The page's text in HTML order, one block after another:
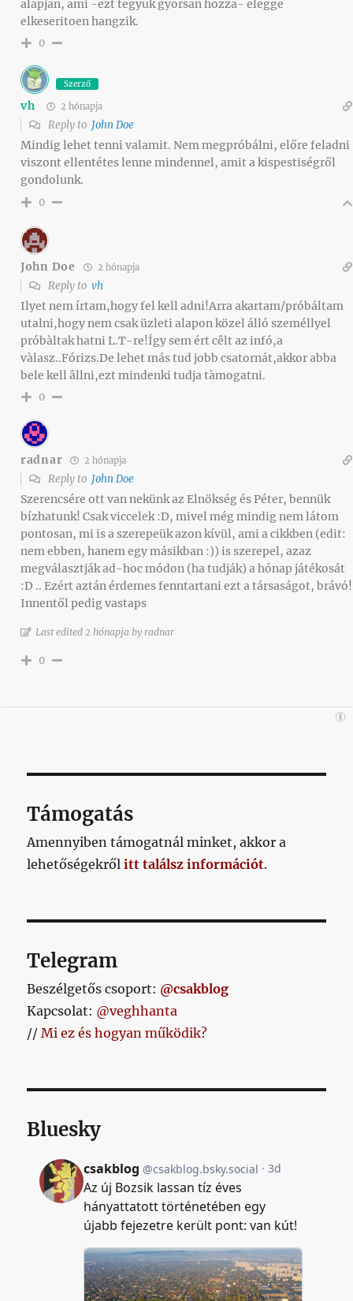
alapjan, ami -ezt tegyuk gyorsan hozza- elegge
elkeseritoen hangzik.
0
Szerző
vh 2 hónapja
Reply to John Doe
Mindig lehet tenni valamit. Nem megpróbálni, előre feladni
viszont ellentétes lenne mindennel, amit a kispestiségről
gondolunk.
0
John Doe 2 hónapja
Reply to vh
Ilyet nem írtam,hogy fel kell adni!Arra akartam/próbáltam
utalni,hogy nem csak üzleti alapon közel álló személlyel
próbàltak hatni L.T-re!Így sem ért cêlt az infó,a
vàlasz..Fórizs.De lehet más tud jobb csatornát,akkor abba
bele kell âllni,ezt mindenki tudja tàmogatni.
0
radnar 2 hónapja
Reply to John Doe
Szerencsére ott van nekünk az Elnökség és Péter, bennük
bízhatunk! Csak viccelek :D, mivel még mindig nem látom
pontosan, mi is a szerepeük azon kívül, ami a cikkben (edit:
nem ebben, hanem egy másikban :)) is szerepel, azaz
megválasztják ad-hoc módon (ha tudják) a hónap játékosát
:D .. Ezért aztán érdemes fenntartani ezt a társaságot, brávó!
Innentől pedig vastaps
Last edited 2 hónapja by radnar
0
Támogatás
Amennyiben támogatnál minket, akkor a
lehetőségekrőlitt találsz információt.
Telegram
Beszélgetős csoport: @csakblog
Kapcsolat: @veghhanta
//Mi ez és hogyan működik?
Bluesky